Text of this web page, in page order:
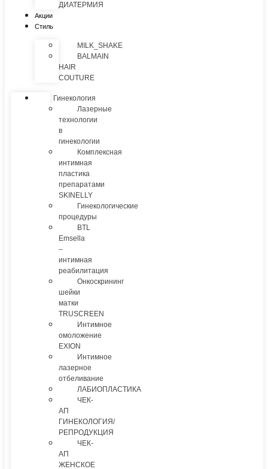
ДИАТЕРМИЯ
Акции
Стиль
MILK_SHAKE
BALMAIN
HAIR
COUTURE
Гинекология
Лазерные
технологии
в
гинекологии
Комплексная
интимная
пластика
препаратами
SKINELLY
Гинекологические
процедуры
BTL
Emsella
–
интимная
реабилитация
Онкоскрининг
шейки
матки
TRUSCREEN
Интимное
омоложение
EXION
Интимное
лазерное
отбеливание
ЛАБИОПЛАСТИКА
ЧЕК-
АП
ГИНЕКОЛОГИЯ/
РЕПРОДУКЦИЯ
ЧЕК-
АП
ЖЕНСКОЕ